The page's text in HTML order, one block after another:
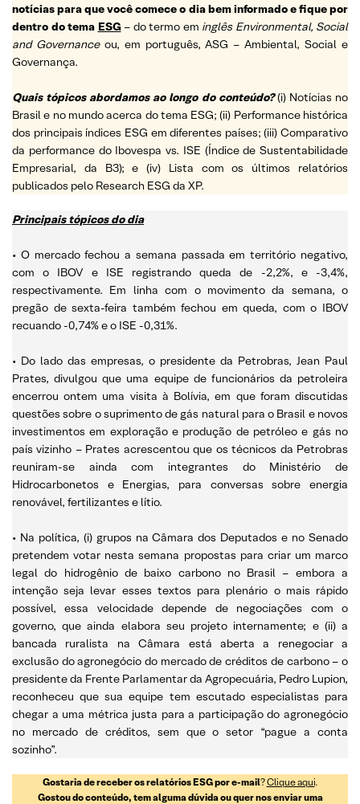
notícias para que você comece o dia bem informado e fique por
dentro do tema ESG – do termo em inglês Environmental, Social
and Governance ou, em português, ASG – Ambiental, Social e
Governança.
Quais tópicos abordamos ao longo do conteúdo? (i) Notícias no
Brasil e no mundo acerca do tema ESG; (ii) Performance histórica
dos principais índices ESG em diferentes países; (iii) Comparativo
da performance do Ibovespa vs. ISE (Índice de Sustentabilidade
Empresarial, da B3); e (iv) Lista com os últimos relatórios
publicados pelo Research ESG da XP.
Principais tópicos do dia
• O mercado fechou a semana passada em território negativo,
com o IBOV e ISE registrando queda de -2,2%, e -3,4%,
respectivamente. Em linha com o movimento da semana, o
pregão de sexta-feira também fechou em queda, com o IBOV
recuando -0,74% e o ISE -0,31%.
• Do lado das empresas, o presidente da Petrobras, Jean Paul
Prates, divulgou que uma equipe de funcionários da petroleira
encerrou ontem uma visita à Bolívia, em que foram discutidas
questões sobre o suprimento de gás natural para o Brasil e novos
investimentos em exploração e produção de petróleo e gás no
país vizinho – Prates acrescentou que os técnicos da Petrobras
reuniram-se ainda com integrantes do Ministério de
Hidrocarbonetos e Energias, para conversas sobre energia
renovável, fertilizantes e lítio.
• Na política, (i) grupos na Câmara dos Deputados e no Senado
pretendem votar nesta semana propostas para criar um marco
legal do hidrogênio de baixo carbono no Brasil – embora a
intenção seja levar esses textos para plenário o mais rápido
possível, essa velocidade depende de negociações com o
governo, que ainda elabora seu projeto internamente; e (ii) a
bancada ruralista na Câmara está aberta a renegociar a
exclusão do agronegócio do mercado de créditos de carbono – o
presidente da Frente Parlamentar da Agropecuária, Pedro Lupion,
reconheceu que sua equipe tem escutado especialistas para
chegar a uma métrica justa para a participação do agronegócio
no mercado de créditos, sem que o setor “pague a conta
sozinho”.
Gostaria de receber os relatórios ESG por e-mail?Clique aqui.
Gostou do conteúdo, tem alguma dúvida ou quer nos enviar uma